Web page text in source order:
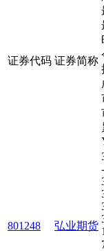
证券代码 证券简称
801248 弘业期货